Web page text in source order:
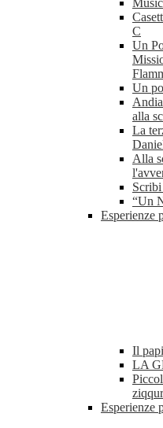
C
Un
Un
alla
La
Alla
“Un
Esperienze
Il
LA
Esperienze